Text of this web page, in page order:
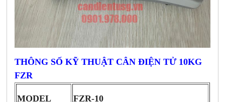
THÔNG SỐ KỸ THUẬT CÂN ĐIỆN TỬ 10KG
FZR
MODEL FZR-10